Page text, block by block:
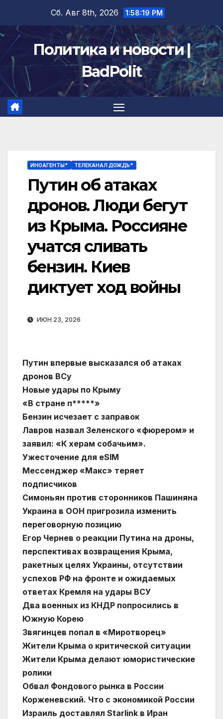
содержимому
Сб. Авг 8th, 2026 1:58:20 PM
Политика и новости |
BadPolit
ИНОАГЕНТЫ* ТЕЛЕКАНАЛ ДОЖДЬ*
Путин об атаках
дронов. Люди бегут
из Крыма. Россияне
учатся сливать
бензин. Киев
диктует ход войны
ИЮН 23, 2026
Путин впервые высказался об атаках
дронов ВСу
Новые удары по Крыму
«В стране п*****»
Бензин исчезает с заправок
Лавров назвал Зеленского «фюрером» и
заявил: «К херам собачьим».
Ужесточение для eSIM
Мессенджер «Макс‎» теряет
подписчиков
Симоньян против сторонников Пашиняна
Украина в ООН пригрозила изменить
переговорную позицию
Егор Чернев о реакции Путина на дроны,
перспективах возвращения Крыма,
ракетных целях Украины, отсутствии
успехов РФ на фронте и ожидаемых
ответах Кремля на удары ВСУ
Два военных из КНДР попросились в
Южную Корею
Звягинцев попал в «Миротворец»
Жители Крыма о критической ситуации
Жители Крыма делают юмористические
ролики
Обвал Фондового рынка в России
Корженевский. Что с экономикой России
Израиль доставлял Starlink в Иран